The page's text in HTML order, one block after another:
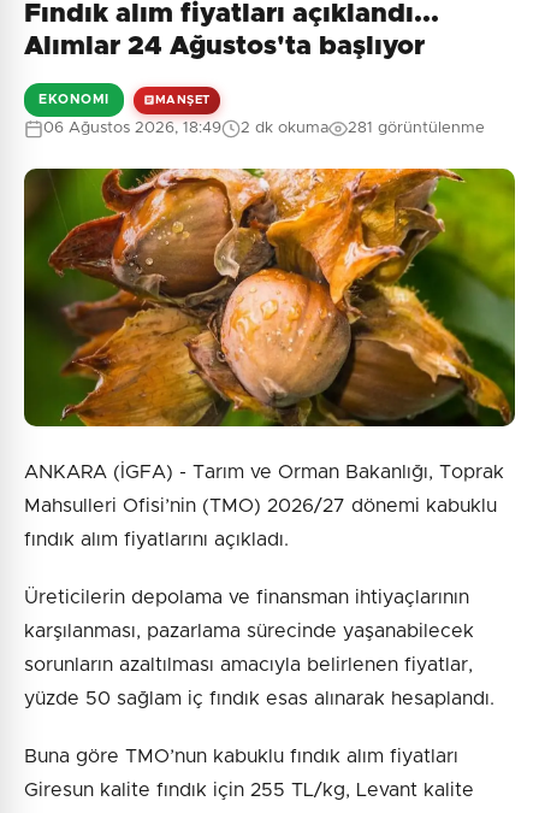
Güvenlik Sorusu:
2 + 1 = ?
Gönder
Henüz yorum yapılmamış. İlk yorumu siz yapın!
Fındık alım fiyatları açıklandı...
Alımlar 24 Ağustos'ta başlıyor
EKONOMI MANŞET
06 Ağustos 2026, 18:49 2 dk okuma 281 görüntülenme
ANKARA (İGFA) - Tarım ve Orman Bakanlığı, Toprak
Mahsulleri Ofisi’nin (TMO) 2026/27 dönemi kabuklu
fındık alım fiyatlarını açıkladı.
Üreticilerin depolama ve finansman ihtiyaçlarının
karşılanması, pazarlama sürecinde yaşanabilecek
sorunların azaltılması amacıyla belirlenen fiyatlar,
yüzde 50 sağlam iç fındık esas alınarak hesaplandı.
Buna göre TMO’nun kabuklu fındık alım fiyatları
Giresun kalite fındık için 255 TL/kg, Levant kalite